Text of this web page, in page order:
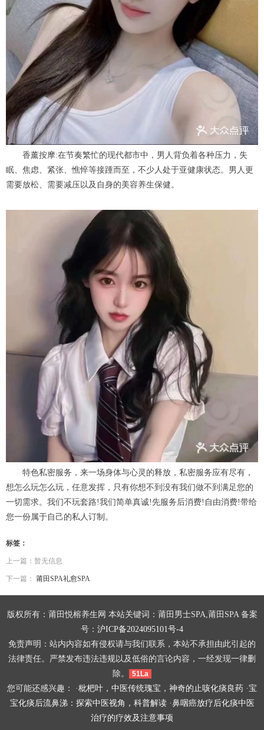
香薰按摩:在节奏繁忙的现代都市中，男人背负着各种压力，失
眠、焦虑、紧张、憔悴等接踵而至，不少人处于亚健康状态。男人更
需要放松、需要减压以及自身的美容养生保健。
特色私密服务，来一场身体与心灵的释放，私密服务应有尽有，
想怎么玩怎么玩，任意发挥，只有你想不到没有我们做不到满足您的
一切需求。我们不玩套路!我们简单真诚!先服务后消费!自由消费!带给
您一份属于自己的私人订制。
标签：
上一篇：暂无信息
下一篇： 莆田SPA礼愈SPA
版权所有：莆田悦榕养生网 本站关键词：莆田男士SPA,莆田SPA 备案
号： 沪ICP备2024095101号-4
免责声明：站内内容如有侵权请与我们联系，本站不承担由此引起的
法律责任。严禁发布违法违规以及低俗的言论内容，一经发现一律删
除。
51La
您可能还感兴趣： ·枇杷叶，中医传统瑰宝，神奇的止咳化痰良药 ·宝
宝化痰后流鼻涕：探索中医视角，科普解读·鼻咽癌放疗后化痰中医
治疗的疗效及注意事项